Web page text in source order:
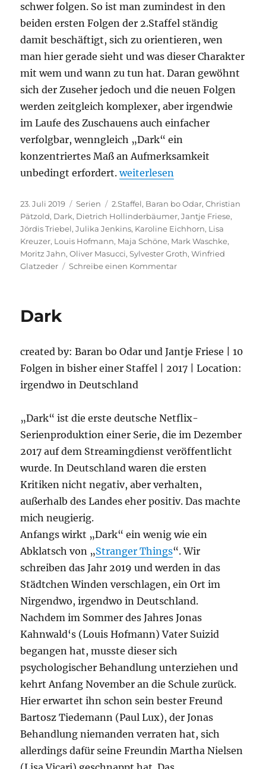
schwer folgen. So ist man zumindest in den
beiden ersten Folgen der 2.Staffel ständig
damit beschäftigt, sich zu orientieren, wen
man hier gerade sieht und was dieser Charakter
mit wem und wann zu tun hat. Daran gewöhnt
sich der Zuseher jedoch und die neuen Folgen
werden zeitgleich komplexer, aber irgendwie
im Laufe des Zuschauens auch einfacher
verfolgbar, wenngleich „Dark“ ein
konzentriertes Maß an Aufmerksamkeit
unbedingt erfordert.„Dark – 2.Staffel“
weiterlesen
Veröffentlicht
am
23. Juli 2019 Kategorien
Serien Schlagwörter
2.Staffel, Baran bo Odar,Christian
Pätzold, Dark, Dietrich Hollinderbäumer,Jantje Friese,
Jördis Triebel,Julika Jenkins, Karoline Eichhorn, Lisa
Kreuzer, Louis Hofmann, Maja Schöne, Mark Waschke,
Moritz Jahn,Oliver Masucci,Sylvester Groth,Winfried
Glatzeder
Schreibe einen Kommentarzu
Dark
created by: Baran bo Odar und Jantje Friese | 10
Folgen in bisher einer Staffel | 2017 | Location:
irgendwo in Deutschland
„Dark“ ist die erste deutsche Netflix-
Serienproduktion einer Serie, die im Dezember
2017 auf dem Streamingdienst veröffentlicht
wurde. In Deutschland waren die ersten
Kritiken nicht negativ, aber verhalten,
außerhalb des Landes eher positiv. Das machte
mich neugierig.
Anfangs wirkt „Dark“ ein wenig wie ein
Abklatsch von „Stranger Things“. Wir
schreiben das Jahr 2019 und werden in das
Städtchen Winden verschlagen, ein Ort im
Nirgendwo, irgendwo in Deutschland.
Nachdem im Sommer des Jahres Jonas
Kahnwald‘s (Louis Hofmann) Vater Suizid
begangen hat, musste dieser sich
psychologischer Behandlung unterziehen und
kehrt Anfang November an die Schule zurück.
Hier erwartet ihn schon sein bester Freund
Bartosz Tiedemann (Paul Lux), der Jonas
Behandlung niemanden verraten hat, sich
allerdings dafür seine Freundin Martha Nielsen